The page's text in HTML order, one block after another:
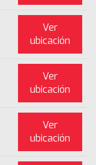
Ver
ubicación
Ver
ubicación
Ver
ubicación